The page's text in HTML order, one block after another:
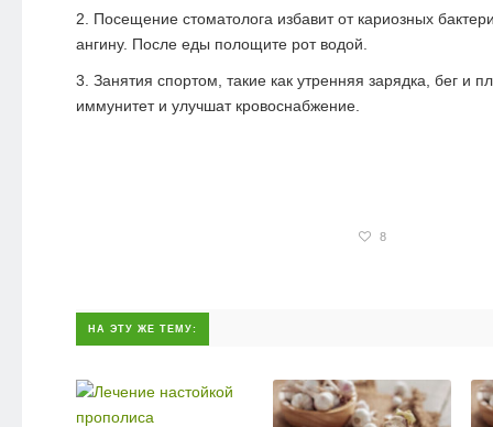
Посещение стоматолога избавит от кариозных
ангину. После еды полощите рот водой.
Занятия спортом, такие как утренняя зарядка, бег и
иммунитет и улучшат кровоснабжение.
8
НА ЭТУ ЖЕ ТЕМУ: